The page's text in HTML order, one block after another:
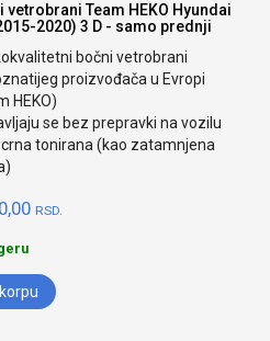
vetrobrani Team HEKO Hyundai
2020) 3 D - samo prednji
bočni vetrobrani
proizvođača u Evropi
HEKO)
se bez prepravki na vozilu
crna tonirana (kao zatamnjena
RSD.